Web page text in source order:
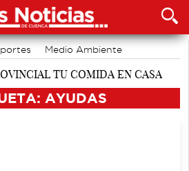
Medio Ambiente
AYUDAS